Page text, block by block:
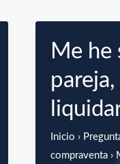
Me he
Inicio ›
compraventa ›